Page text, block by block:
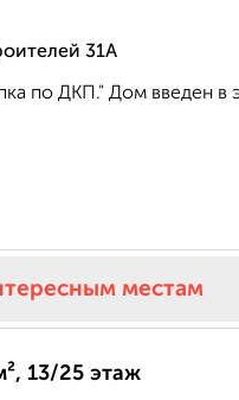
31А
по ДКП." Дом введен в
местам
13/25 этаж